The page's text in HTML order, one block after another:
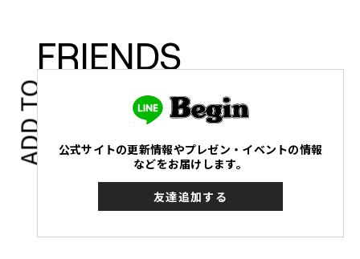
ADD TO
FRIENDS
公式サイトの更新情報やプレゼン・イベントの情報
などをお届けします。
友達追加する